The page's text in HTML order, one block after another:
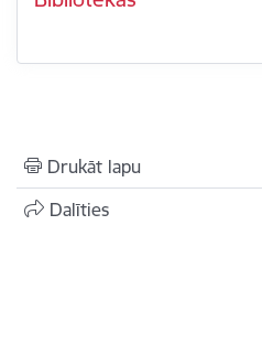
Drukāt lapu
Dalīties